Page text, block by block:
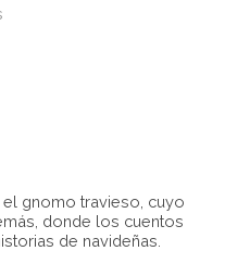
gnomo travieso, cuyo
donde los cuentos
de navideñas.